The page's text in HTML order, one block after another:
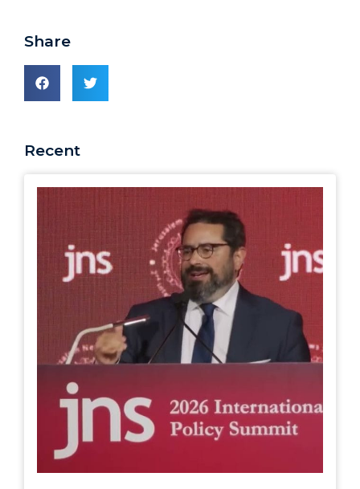
Share
Recent